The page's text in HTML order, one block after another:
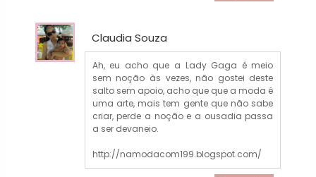
Claudia Souza
Ah, eu acho que a Lady Gaga é meio
sem noção às vezes, não gostei deste
salto sem apoio, acho que que a moda é
uma arte, mais tem gente que não sabe
criar, perde a noção e a ousadia passa
a ser devaneio.
http://namodacom199.blogspot.com/